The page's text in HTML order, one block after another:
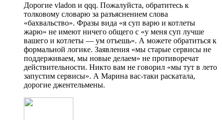
Дорогие vladon и qqq. Пожалуйста, обратитесь к
толковому словарю за разъяснением слова
«бахвальство». Фразы вида «я суп варю и котлеты
жарю» не имеют ничего общего с «у меня суп лучше
вашего и котлеты — ум отъешь». А можете обратиться к
формальной логике. Заявления «мы старые сервисы не
поддерживаем, мы новые делаем» не противоречат
действительности. Никто вам не говорил «мы тут в лето
запустим сервисы». А Марина вас-таки раскатала,
дорогие джентельмены.